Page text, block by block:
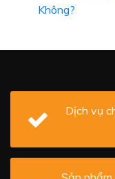
Không?
Dịch vụ